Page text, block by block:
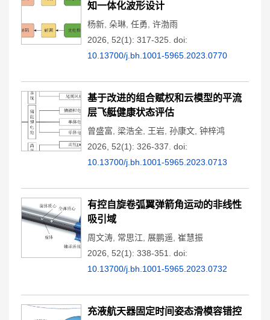
知一体化波形设计
杨新 朵琳 任勇 许渤雨
2026, 52(1): 317-325. doi:
10.13700/j.bh.1001-5965.2023.0770
基于改进的组合赋权和云模型的平流
层飞艇健康状态评估
曾盛富 梁浩全 王岩 孙康文 钟梓鸿
2026, 52(1): 326-337. doi:
10.13700/j.bh.1001-5965.2023.0713
有控自旋卷弧翼弹箭角运动的非线性
吸引域
周文涛 常思江 展鹏遥 崔慧振
2026, 52(1): 338-351.
doi:
10.13700/j.bh.1001-5965.2023.0732
充液航天器固定时间姿态滑模容错控